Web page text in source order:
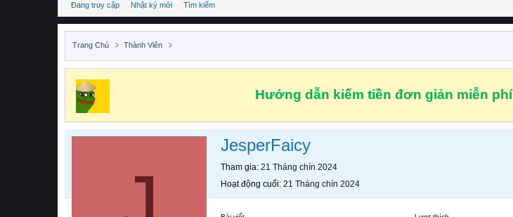
Đang truy cập Nhật ký mới Tìm kiếm
Trang Chủ Thành Viên
Hướng dẫn kiếm tiền đơn giản miễn phí
JesperFaicy
Tham gia 21 Tháng chín 2024
Hoạt động cuối 21 Tháng chín 2024